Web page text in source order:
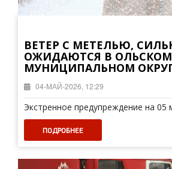
ВЕТЕР С МЕТЕЛЬЮ,
ОЖИДАЮТСЯ В ОЛЬСКОМ
МУНИЦИПАЛЬНОМ
04-МАЙ-2026, 12:29
Экстренное предупреждение на 05
ПОДРОБНЕЕ